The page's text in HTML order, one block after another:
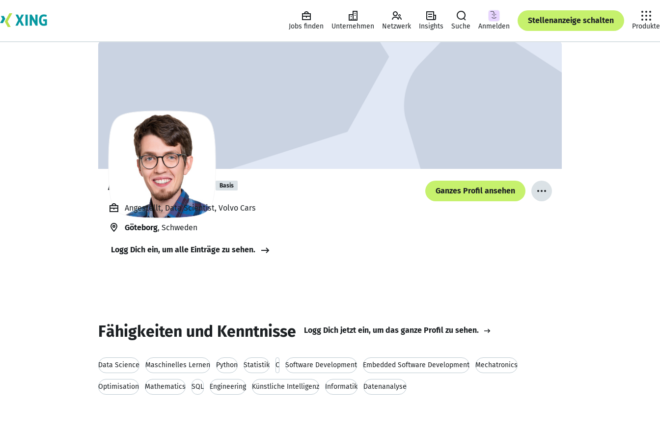
Jobs finden Unternehmen Netzwerk Insights Suche Anmelden
Stellenanzeige schalten
Produkte
Anton Berneving Basis
Ganzes Profil ansehen
Angestellt, Data Scientist, Volvo Cars
Göteborg, Schweden
Logg Dich ein, um alle Einträge zu sehen.
Fähigkeiten und Kenntnisse Logg Dich jetzt ein, um das ganze Profil zu sehen.
Data Science Maschinelles Lernen Python Statistik C Software Development Embedded Software Development Mechatronics
Optimisation Mathematics SQL Engineering Künstliche Intelligenz Informatik Datenanalyse